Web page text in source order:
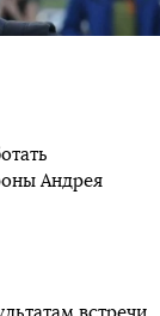
Андрея